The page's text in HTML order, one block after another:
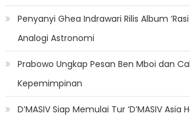
Penyanyi Ghea Indrawari Rilis Album
Analogi Astronomi
Prabowo Ungkap Pesan Ben Mboi dan
Kepemimpinan
D’MASIV Siap Memulai Tur ‘D’MASIV Asia